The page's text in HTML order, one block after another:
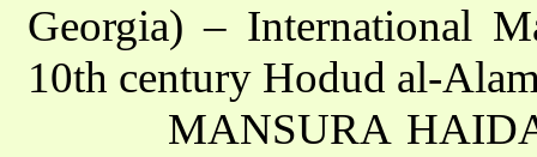
Georgia) – International
10th century Hodud al-
MANSURA HAIDAR